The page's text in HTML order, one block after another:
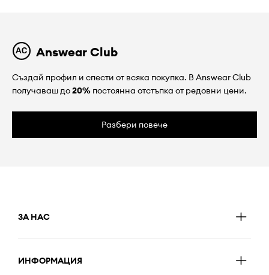
Answear Club
Създай профил и спести от всяка покупка. В Answear Club
получаваш до20% постоянна отстъпка от редовни цени.
Разбери повече
ЗА НАС
ИНФОРМАЦИЯ